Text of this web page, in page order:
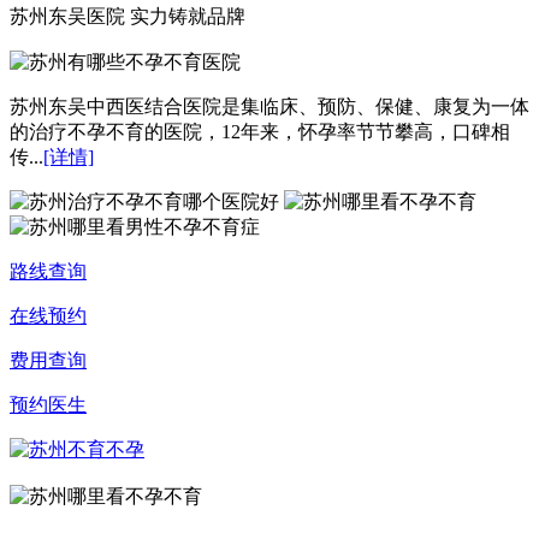
苏州东吴医院 实力铸就品牌
苏州东吴中西医结合医院是集临床、预防、保健、康复为一体
的治疗不孕不育的医院，12年来，怀孕率节节攀高，口碑相
传...[详情]
路线查询
在线预约
费用查询
预约医生